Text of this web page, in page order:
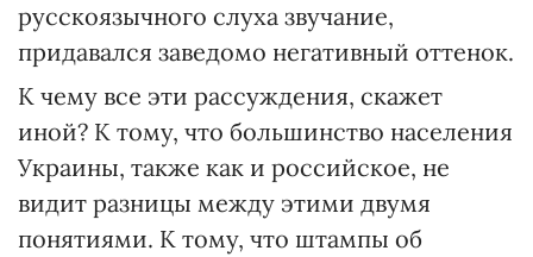
русскоязычного слуха звучание,
придавался заведомо негативный оттенок.
К чему все эти рассуждения, скажет
иной? К тому, что большинство населения
Украины, также как и российское, не
видит разницы между этими двумя
понятиями. К тому, что штампы об